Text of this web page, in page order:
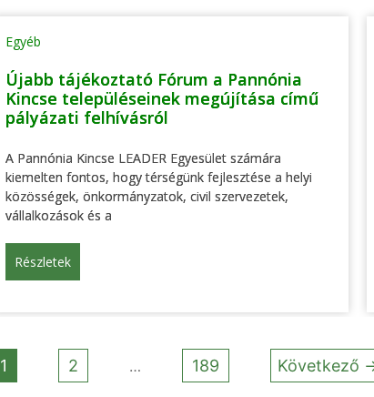
Egyéb
Újabb tájékoztató Fórum a Pannónia
Kincse településeinek megújítása című
pályázati felhívásról
A Pannónia Kincse LEADER Egyesület számára
kiemelten fontos, hogy térségünk fejlesztése a helyi
közösségek, önkormányzatok, civil szervezetek,
vállalkozások és a
Részletek
1 2 … 189 Következő